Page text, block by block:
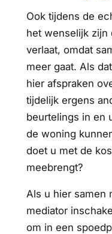
Ook tijdens de
het wenselijk zijn
verlaat, omdat
meer gaat. Als
hier afspraken
tijdelijk ergens
beurtelings in en
de woning
doet u met de
meebrengt?
Als u hier samen
mediator
om in een